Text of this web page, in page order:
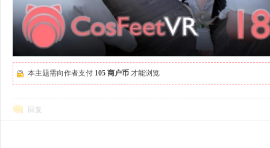
本主题需向作者支付 105 商户币 才能浏览
回复